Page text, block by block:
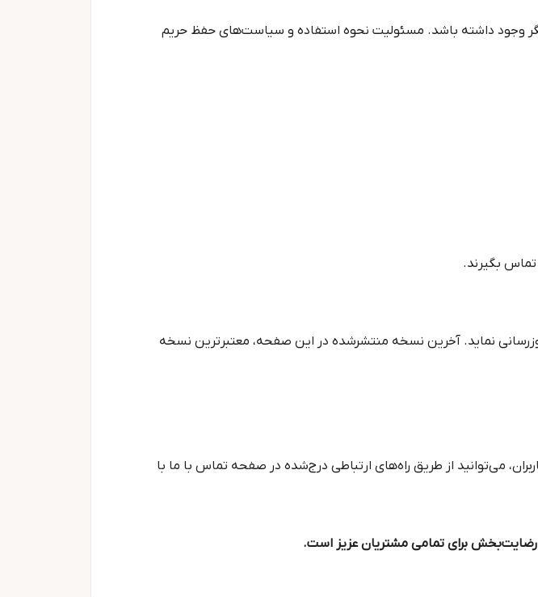
داشته باشد. مسئولیت نحوه استفاده و سیاست‌های حفظ حریم
بگیرند.
نماید. آخرین نسخه منتشرشده در این صفحه، معتبرترین نسخه
می‌توانید از طریق راه‌های ارتباطی درج‌شده در صفحه تماس با ما با
رضایت‌بخش برای تمامی مشتریان عزیز است.